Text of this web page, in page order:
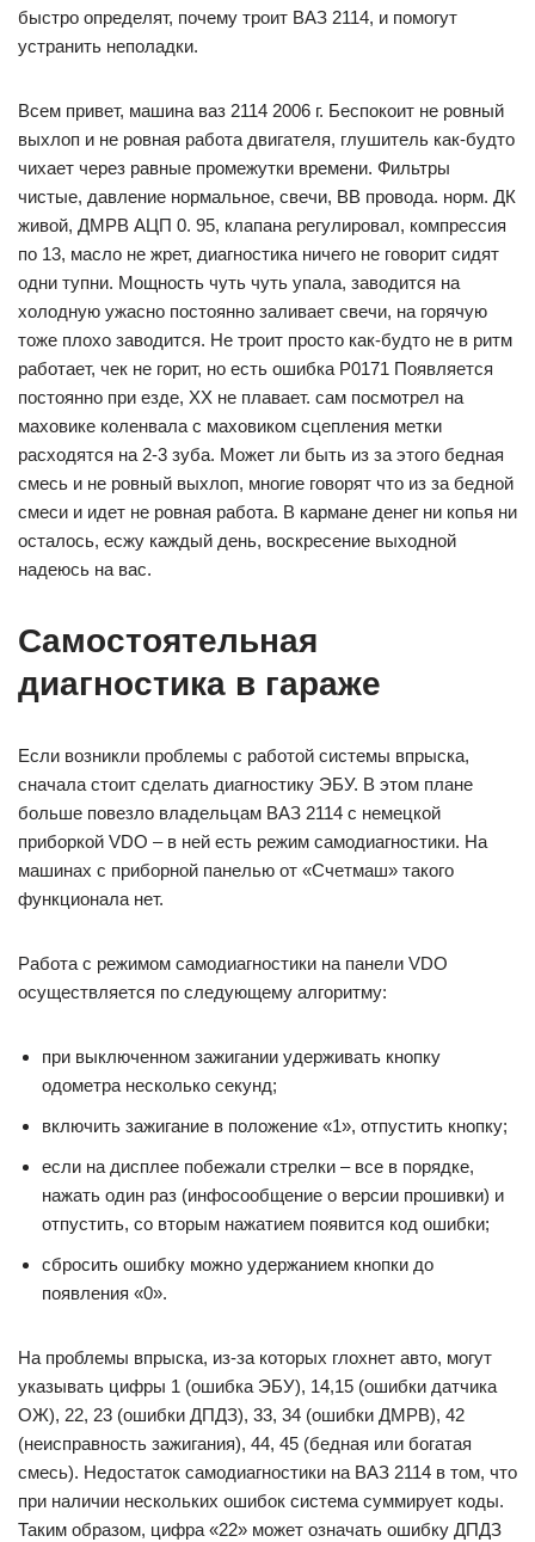
быстро определят, почему троит ВАЗ 2114, и помогут
устранить неполадки.
Всем привет, машина ваз 2114 2006 г. Беспокоит не ровный
выхлоп и не ровная работа двигателя, глушитель как-будто
чихает через равные промежутки времени. Фильтры
чистые, давление нормальное, свечи, ВВ провода. норм. ДК
живой, ДМРВ АЦП 0. 95, клапана регулировал, компрессия
по 13, масло не жрет, диагностика ничего не говорит сидят
одни тупни. Мощность чуть чуть упала, заводится на
холодную ужасно постоянно заливает свечи, на горячую
тоже плохо заводится. Не троит просто как-будто не в ритм
работает, чек не горит, но есть ошибка Р0171 Появляется
постоянно при езде, ХХ не плавает. сам посмотрел на
маховике коленвала с маховиком сцепления метки
расходятся на 2-3 зуба. Может ли быть из за этого бедная
смесь и не ровный выхлоп, многие говорят что из за бедной
смеси и идет не ровная работа. В кармане денег ни копья ни
осталось, есжу каждый день, воскресение выходной
надеюсь на вас.
Самостоятельная
диагностика в гараже
Если возникли проблемы с работой системы впрыска,
сначала стоит сделать диагностику ЭБУ. В этом плане
больше повезло владельцам ВАЗ 2114 с немецкой
приборкой VDO – в ней есть режим самодиагностики. На
машинах с приборной панелью от «Счетмаш» такого
функционала нет.
Работа с режимом самодиагностики на панели VDO
осуществляется по следующему алгоритму:
при выключенном зажигании удерживать кнопку
одометра несколько секунд;
включить зажигание в положение «1», отпустить кнопку;
если на дисплее побежали стрелки – все в порядке,
нажать один раз (инфосообщение о версии прошивки) и
отпустить, со вторым нажатием появится код ошибки;
сбросить ошибку можно удержанием кнопки до
появления «0».
На проблемы впрыска, из-за которых глохнет авто, могут
указывать цифры 1 (ошибка ЭБУ), 14,15 (ошибки датчика
ОЖ), 22, 23 (ошибки ДПДЗ), 33, 34 (ошибки ДМРВ), 42
(неисправность зажигания), 44, 45 (бедная или богатая
смесь). Недостаток самодиагностики на ВАЗ 2114 в том, что
при наличии нескольких ошибок система суммирует коды.
Таким образом, цифра «22» может означать ошибку ДПДЗ